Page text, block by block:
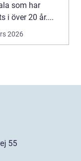
som har
i över 20 år....
2026